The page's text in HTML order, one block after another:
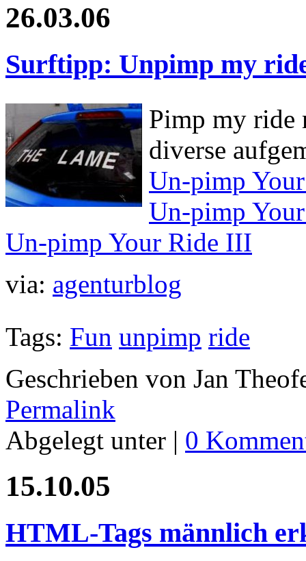
26.03.06
Surftipp: Unpimp my
Pimp my ride
diverse
Un-pimp
Un-pimp
Un-pimp Your Ride III
via: agenturblog
Tags: Fun unpimp ride
Geschrieben von Jan
Permalink
Abgelegt unter | 0
15.10.05
HTML-Tags männlich